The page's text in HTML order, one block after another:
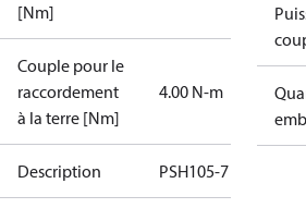
[Nm]
Couple pour le
raccordement
à la terre [Nm]
4.00 N-m
Description PSH105-7